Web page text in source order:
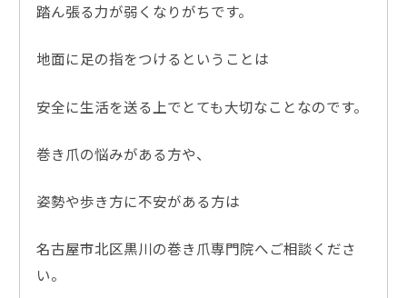
踏ん張る力が弱くなりがちです。
地面に足の指をつけるということは
安全に生活を送る上でとても大切なことなのです。
巻き爪の悩みがある方や、
姿勢や歩き方に不安がある方は
名古屋市北区黒川の巻き爪専門院へご相談くださ
い。